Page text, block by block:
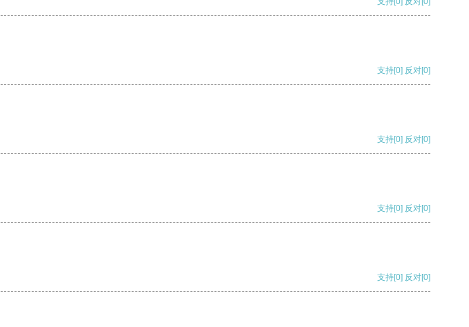
支持[0] 反对[0]
支持[0] 反对[0]
支持[0] 反对[0]
支持[0] 反对[0]